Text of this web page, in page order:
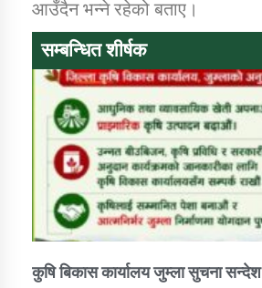
आउँदैन भन्ने रहेको बताए।
सम्बन्धित शीर्षक
कुषि बिकास कार्यालय जुम्ला सुचना सन्देश